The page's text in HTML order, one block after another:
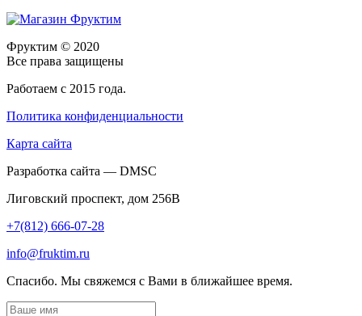
Фруктим © 2020
Все права защищены
Работаем с 2015 года.
Политика конфиденциальности
Карта сайта
Разработка сайта — DMSC
Лиговский проспект, дом 256В
+7(812) 666-07-28
info@fruktim.ru
Спасибо. Мы свяжемся с Вами в ближайшее время.